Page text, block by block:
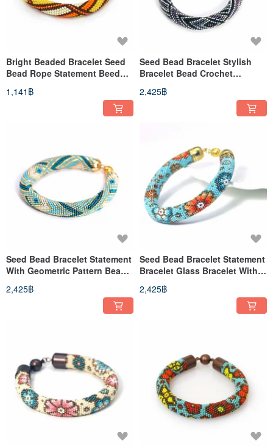
Bright Beaded Bracelet Seed
Bead Rope Statement Beed
Crocheted Jewelry
1,141฿
Seed Bead Bracelet Stylish
Bracelet Bead Crochet
Bracelet Anniversary Gift
2,425฿
Seed Bead Bracelet Statement
With Geometric Pattern Bead
Crochet Bracelet
2,425฿
Seed Bead Bracelet Statement
Bracelet Glass Bracelet With
Flowers Gift For Women
2,425฿